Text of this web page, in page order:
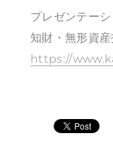
プレゼンテー
知財・無形資産
https://